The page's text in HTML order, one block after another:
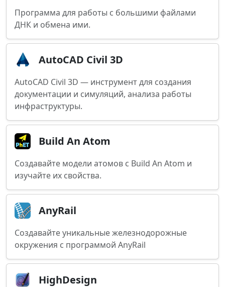
Программа для работы с большими файлами
ДНК и обмена ими.
AutoCAD Civil 3D
AutoCAD Civil 3D — инструмент для создания
документации и симуляций, анализа работы
инфраструктуры.
Build An Atom
Создавайте модели атомов с Build An Atom и
изучайте их свойства.
AnyRail
Создавайте уникальные железнодорожные
окружения с программой AnyRail
HighDesign